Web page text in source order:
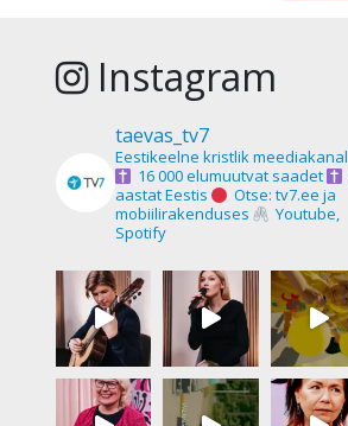
Instagram
taevas_tv7
Eestikeelne kristlik meediakanal
16 000 elumuutvat saadet
aastat Eestis
Otse: tv7.ee ja
mobiilirakenduses
Youtube,
Spotify